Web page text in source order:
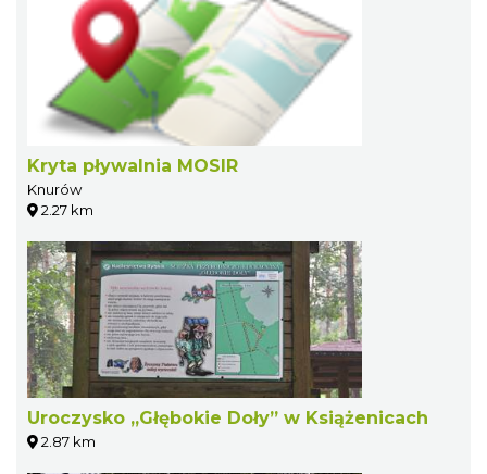
Kryta pływalnia MOSIR
Knurów
2.27 km
Uroczysko „Głębokie Doły” w Książenicach
2.87 km